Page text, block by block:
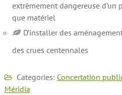
extrêmement dangereuse
que matériel
D’installer des
des crues centennales
Categories: Concertation
Méridia